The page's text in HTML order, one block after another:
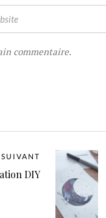
commentaire.
DIY